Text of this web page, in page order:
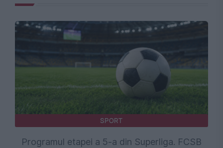
SPORT
Programul etapei a 5-a din Superliga. FCSB